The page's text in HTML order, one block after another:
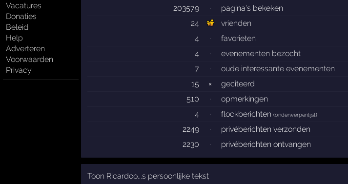
Vacatures
Donaties
Beleid
Help
Adverteren
Voorwaarden
Privacy
203579 ·
pagina's bekeken
24
vrienden
4
·
favorieten
4
·
evenementen bezocht
7
·
oude interessante evenementen
15
×
geciteerd
510
·
opmerkingen
4
· flockberichten(onderwerpenlijst)
2249 ·
privéberichten verzonden
2230
· privéberichten ontvangen
Toon Ricardoo...s persoonlijke tekst